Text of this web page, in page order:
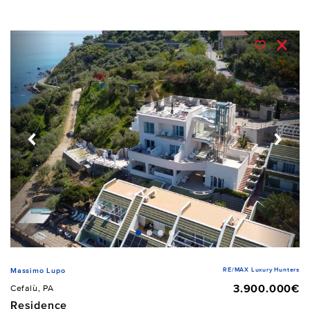
Massimo Lupo RE/MAX Luxury Hunters
Cefalù, PA
3.900.000€
Residence